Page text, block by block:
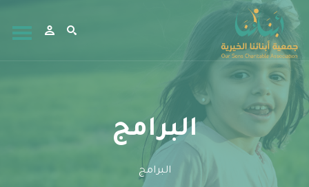
البرامج
البرامج